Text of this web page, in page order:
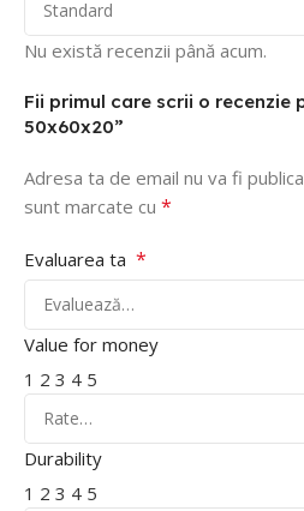
Nu există recenzii până acum.
Fii primul care scrii o recenzie
50x60x20”
Adresa ta de email nu va fi
sunt marcate cu *
Evaluarea ta *
Value for money
1 2 3 4 5
Durability
1 2 3 4 5